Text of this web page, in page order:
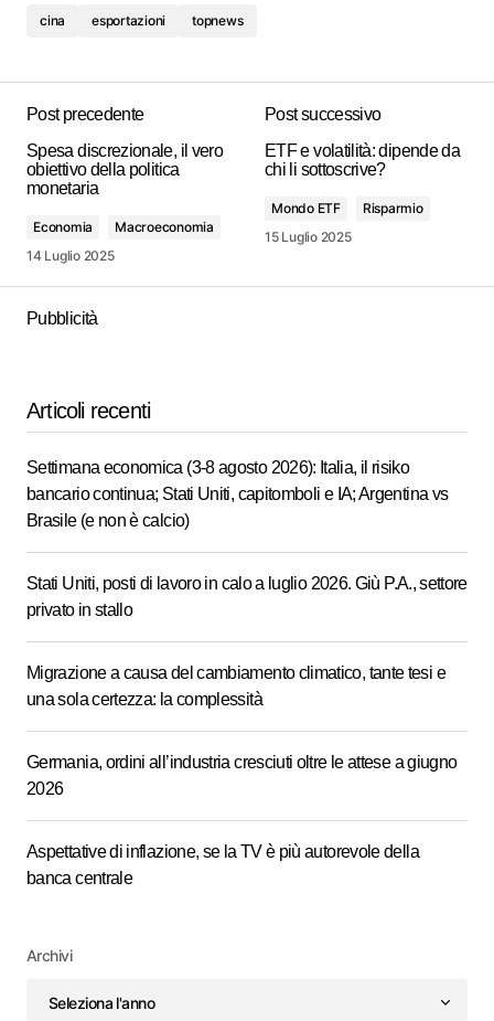
cina esportazioni topnews
Post precedente
Spesa discrezionale, il vero
obiettivo della politica
monetaria
Economia
Macroeconomia
14 Luglio 2025
Post successivo
ETF e volatilità: dipende da
chi li sottoscrive?
Mondo ETF
Risparmio
15 Luglio 2025
Pubblicità
Articoli recenti
Settimana economica (3-8 agosto 2026): Italia, il risiko
bancario continua; Stati Uniti, capitomboli e IA; Argentina vs
Brasile (e non è calcio)
Stati Uniti, posti di lavoro in calo a luglio 2026. Giù P.A., settore
privato in stallo
Migrazione a causa del cambiamento climatico, tante tesi e
una sola certezza: la complessità
Germania, ordini all’industria cresciuti oltre le attese a giugno
2026
Aspettative di inflazione, se la TV è più autorevole della
banca centrale
Archivi